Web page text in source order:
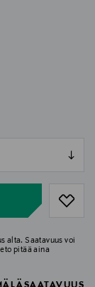
alta. Saatavuus voi
pitää aina